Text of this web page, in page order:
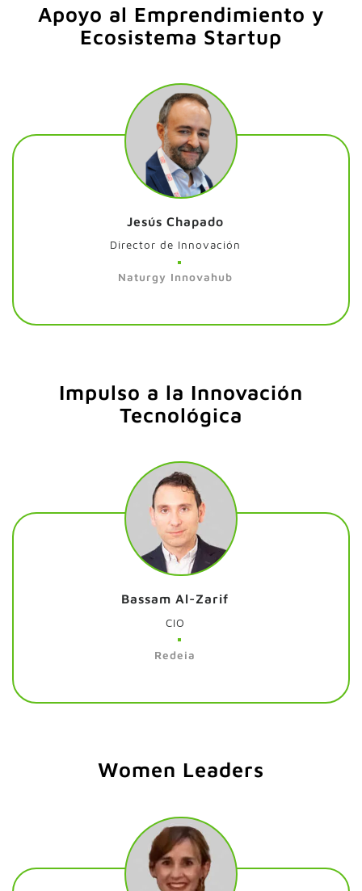
Apoyo al Emprendimiento y
Ecosistema Startup
Jesús Chapado
Director de Innovación
Naturgy Innovahub
Impulso a la Innovación
Tecnológica
Bassam Al-Zarif
CIO
Redeia
Women Leaders